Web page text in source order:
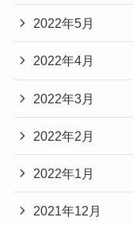
2022年5月
2022年4月
2022年3月
2022年2月
2022年1月
2021年12月